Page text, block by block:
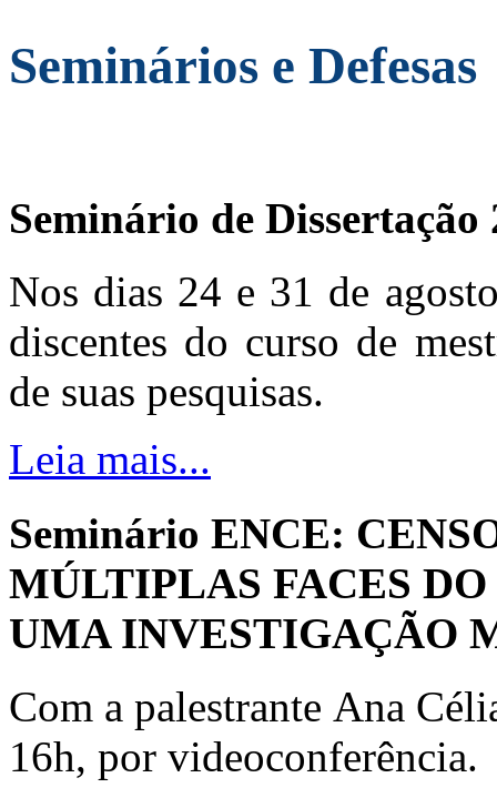
Seminários e Defesas
Seminário de Dissertação
Nos dias 24 e 31 de
discentes do curso de
de suas pesquisas.
Leia mais...
Seminário ENCE:
MÚLTIPLAS FACES
UMA INVESTIGAÇÃO
Com a palestrante Ana
16h, por videoconferência.